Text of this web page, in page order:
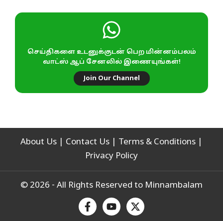
செய்திகளை உடனுக்குடன் பெற மின்னம்பலம்
வாட்ஸ் ஆப் சேனலில் இணையுங்கள்!
Join Our Channel
About Us Contact Us Terms & Conditions
Privacy Policy
© 2026 - All Rights Reserved to Minnambalam